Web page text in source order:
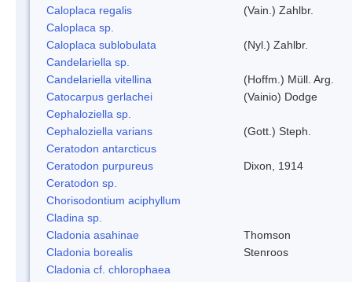
Caloplaca regalis
(Vain.) Zahlbr.
Caloplaca sp.
Caloplaca sublobulata
(Nyl.) Zahlbr.
Candelariella sp.
Candelariella vitellina
(Hoffm.) Müll. Arg.
Catocarpus gerlachei
(Vainio) Dodge
Cephaloziella sp.
Cephaloziella varians
(Gott.) Steph.
Ceratodon antarcticus
Ceratodon purpureus
Dixon, 1914
Ceratodon sp.
Chorisodontium aciphyllum
Cladina sp.
Cladonia asahinae
Thomson
Cladonia borealis
Stenroos
Cladonia cf. chlorophaea